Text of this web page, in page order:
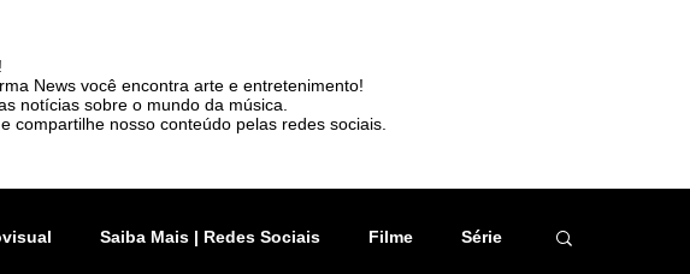
News você encontra arte e entretenimento!
notícias sobre o mundo da música.
compartilhe nosso conteúdo pelas redes sociais.
Saiba Mais | Redes Sociais Filme Série